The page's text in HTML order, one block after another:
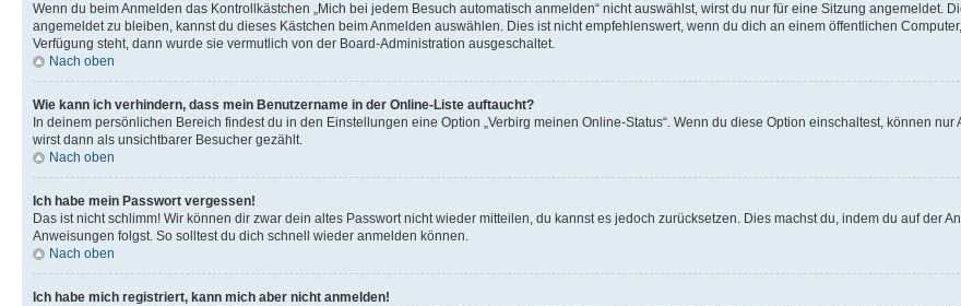
Wenn du beim Anmelden das Kontrollkästchen „Mich bei jedem Besuch automatisch anmelden“ nicht auswählst, wirst du nur für eine Sitzung angemeldet.
angemeldet zu bleiben, kannst du dieses Kästchen beim Anmelden auswählen. Dies ist nicht empfehlenswert, wenn du dich an einem öffentlichen
Verfügung steht, dann wurde sie vermutlich von der Board-Administration ausgeschaltet.
Nach oben
Wie kann ich verhindern, dass mein Benutzername in der Online-Liste auftaucht?
In deinem persönlichen Bereich findest du in den Einstellungen eine Option „Verbirg meinen Online-Status“. Wenn du diese Option einschaltest, können
wirst dann als unsichtbarer Besucher gezählt.
Nach oben
Ich habe mein Passwort vergessen!
Das ist nicht schlimm! Wir können dir zwar dein altes Passwort nicht wieder mitteilen, du kannst es jedoch zurücksetzen. Dies machst du, indem du auf der
Anweisungen folgst. So solltest du dich schnell wieder anmelden können.
Nach oben
Ich habe mich registriert, kann mich aber nicht anmelden!